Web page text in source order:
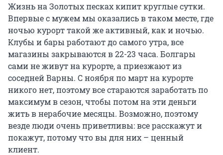
Жизнь на Золотых песках кипит круглые сутки.
Впервые с мужем мы оказались в таком месте, где
ночью курорт такой же активный, как и ночью.
Клубы и бары работают до самого утра, все
магазины закрываются в 22-23 часа. Болгары
сами не живут на курорте, а приезжают из
соседней Варны. С ноября по март на курорте
никого нет, поэтому все стараются заработать по
максимум в сезон, чтобы потом на эти деньги
жить в нерабочие месяцы. Возможно, поэтому
везде люди очень приветливы: все расскажут и
покажут, потому что вы для них – ценный
клиент.